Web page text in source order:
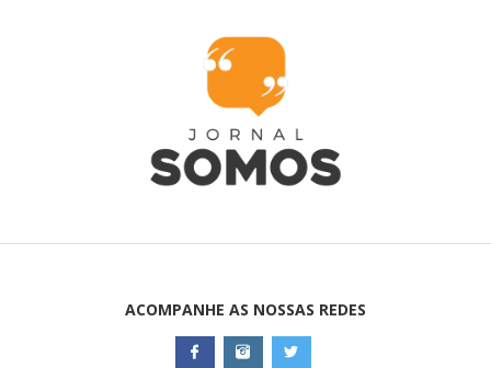
ACOMPANHE AS NOSSAS REDES